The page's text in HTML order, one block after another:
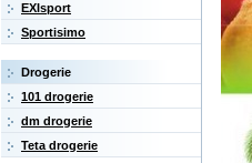
EXIsport
Sportisimo
Drogerie
101 drogerie
dm drogerie
Teta drogerie